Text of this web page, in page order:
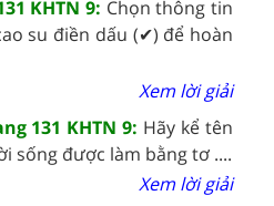
KHTN 9: Chọn thông tin
su điền dấu (✔) để hoàn
Xem lời giải
131 KHTN 9: Hãy kể tên
sống được làm bằng tơ ....
Xem lời giải